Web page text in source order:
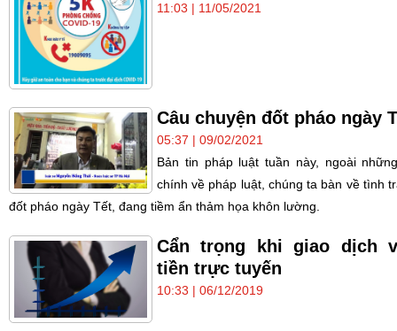
11:03 | 11/05/2021
Câu chuyện đốt pháo ngày
05:37 | 09/02/2021
Bản tin pháp luật tuần này, ngoài
chính về pháp luật, chúng ta bàn về tình
đốt pháo ngày Tết, đang tiềm ẩn thảm họa khôn lường.
Cẩn trọng khi giao dịch
tiền trực tuyến
10:33 | 06/12/2019